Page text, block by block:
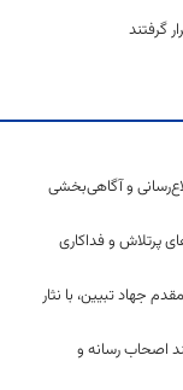
و آگاهی‌بخشی
پرتلاش و فداکاری
جهاد تبیین، با نثار
اصحاب رسانه و